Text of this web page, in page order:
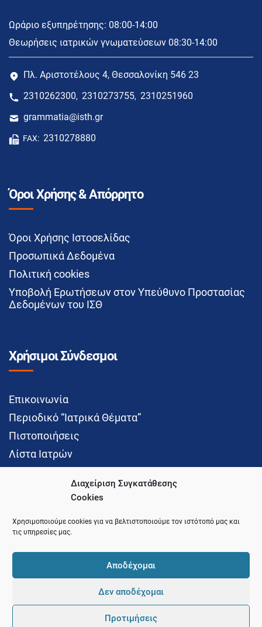
Διαχείριση Συγκατάθεσης
Cookies
Χρησιμοποιούμε cookies για να βελτιστοποιούμε τον ιστότοπό μας και
τις υπηρεσίες μας.
Αποδέχομαι
Δεν αποδέχομαι
Προτιμήσεις
Ωράριο εξυπηρέτησης: 08:00-14:00
Θεωρήσεις ιατρικών γνωματεύσεων 08:30-14:00
Πλ. Αριστοτέλους 4, Θεσσαλονίκη 546 23
2310262300, 2310273755, 2310251960
grammatia@isth.gr
FAX: 2310278880
Όροι Χρήσης & Απόρρητο
Όροι Χρήσης Ιστοσελίδας
Προσωπικά Δεδομένα
Πολιτική cookies
Υποβολή Ερωτήσεων στον Υπεύθυνο Προστασίας
Δεδομένων του ΙΣΘ
Χρήσιμοι Σύνδεσμοι
Επικοινωνία
Περιοδικό “Ιατρικά Θέματα”
Πιστοποιήσεις
Λίστα Ιατρών
Social Media
© 2021 Ιατρικός Σύλλογος Θεσσαλονίκης